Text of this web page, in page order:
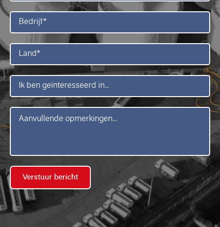
Bedrijf*
Land*
Ik
ben
geïnteresseerd
in
Bericht*
Verstuur bericht